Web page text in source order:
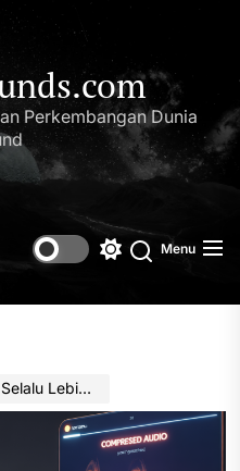
Perkembangan Dunia
Switch
mode
Search
Menu
Didengar?